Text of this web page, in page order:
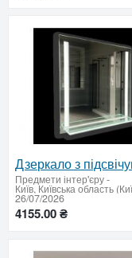
Предмети інтер'єру-
26/07/2026
4155.00 ₴